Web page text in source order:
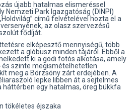
újabb hatalmas elismeréssel
Nemzeti Park Igazgatóság (DINPI)
című felvételével hozta el a
az olasz szervezésű
fődíját.
elképesztő mennyiségű, több
a glóbusz minden tájáról. Ebből a
ki a gödi fotós alkotása, amely
és szinte megismételhetetlen
meg a Börzsöny zárt erdejében. A
lepke libben át a sejtelmes
háttérben egy hatalmas, öreg bükkfa
tökéletes éjszaka